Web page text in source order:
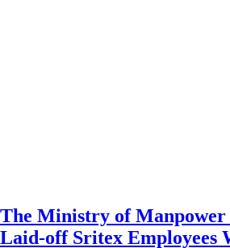
The Ministry of Manpower
Laid-off Sritex Employees